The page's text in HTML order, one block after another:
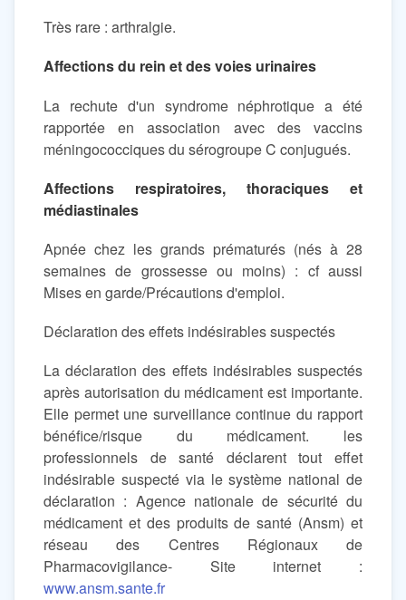
Très rare : arthralgie.
Affections du rein et des voies urinaires
La rechute d'un syndrome néphrotique a été
rapportée en association avec des vaccins
méningococciques du sérogroupe C conjugués.
Affections respiratoires, thoraciques et
médiastinales
Apnée chez les grands prématurés (nés à 28
semaines de grossesse ou moins) : cf aussi
Mises en garde/Précautions d'emploi.
Déclaration des effets indésirables suspectés
La déclaration des effets indésirables suspectés
après autorisation du médicament est importante.
Elle permet une surveillance continue du rapport
bénéfice/risque du médicament. les
professionnels de santé déclarent tout effet
indésirable suspecté via le système national de
déclaration : Agence nationale de sécurité du
médicament et des produits de santé (Ansm) et
réseau des Centres Régionaux de
Pharmacovigilance- Site internet :
www.ansm.sante.fr